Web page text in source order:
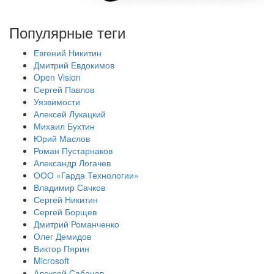
Популярные теги
Евгений Никитин
Дмитрий Евдокимов
Open Vision
Сергей Павлов
Уязвимости
Алексей Лукацкий
Михаил Бухтин
Юрий Маслов
Роман Пустарнаков
Александр Логачев
ООО «Гарда Технологии»
Владимир Сачков
Сергей Никитин
Сергей Борщев
Дмитрий Романченко
Олег Демидов
Виктор Пярин
Microsoft